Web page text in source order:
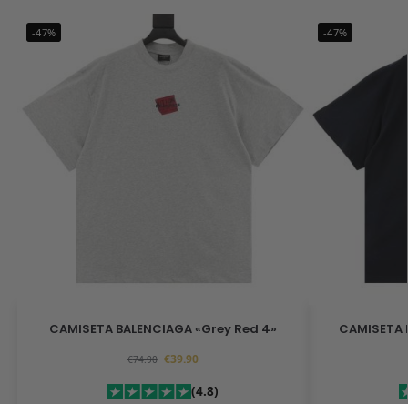
-47%
CAMISETA BALENCIAGA «Grey Red 4»
€74.90 €39.90
(4.8)
-47%
CAMISETA